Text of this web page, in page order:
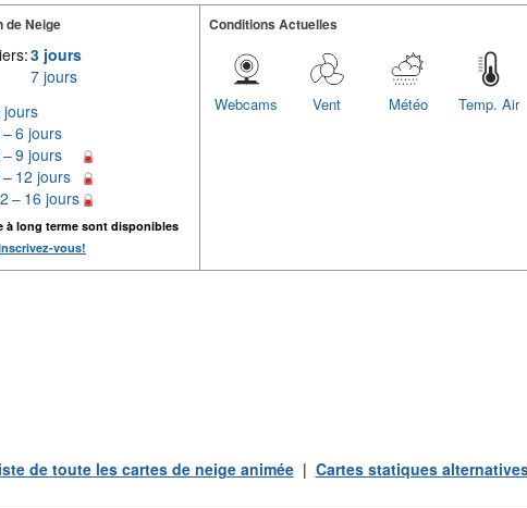
de Neige
3 jours
7 jours
jours
– 6 jours
– 9 jours
– 12 jours
– 16 jours
à long terme sont disponibles
vous!
Conditions Actuelles
Temp. Air
Météo
Vent
Webcams
de toute les cartes de neige animée| Cartes statiques